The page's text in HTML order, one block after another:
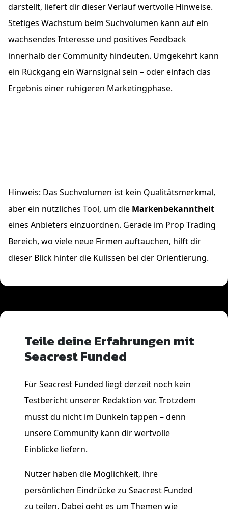
darstellt, liefert dir dieser Verlauf wertvolle Hinweise.
Stetiges Wachstum beim Suchvolumen kann auf ein
wachsendes Interesse und positives Feedback
innerhalb der Community hindeuten. Umgekehrt kann
ein Rückgang ein Warnsignal sein – oder einfach das
Ergebnis einer ruhigeren Marketingphase.
Hinweis: Das Suchvolumen ist kein Qualitätsmerkmal,
aber ein nützliches Tool, um die Markenbekanntheit
eines Anbieters einzuordnen. Gerade im Prop Trading
Bereich, wo viele neue Firmen auftauchen, hilft dir
dieser Blick hinter die Kulissen bei der Orientierung.
Teile deine Erfahrungen mit
Seacrest Funded
Für Seacrest Funded liegt derzeit noch kein
Testbericht unserer Redaktion vor. Trotzdem
musst du nicht im Dunkeln tappen – denn
unsere Community kann dir wertvolle
Einblicke liefern.
Nutzer haben die Möglichkeit, ihre
persönlichen Eindrücke zu Seacrest Funded
zu teilen. Dabei geht es um Themen wie